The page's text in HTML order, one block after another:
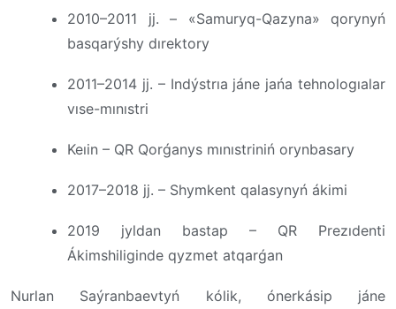
2010–2011 jj. – «Samuryq-Qazyna» qorynyń
basqarýshy dırektory
2011–2014 jj. – Indýstrıa jáne jańa tehnologıalar
vıse-mınıstri
Keıin – QR Qorǵanys mınıstriniń orynbasary
2017–2018 jj. – Shymkent qalasynyń ákimi
2019 jyldan bastap – QR Prezıdenti
Ákimshiliginde qyzmet atqarǵan
Nurlan Saýranbaevtyń kólik, ónerkásip jáne